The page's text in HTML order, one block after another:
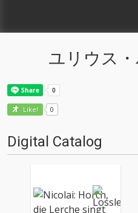
ユリウス
Like! 0
Digital Catalog